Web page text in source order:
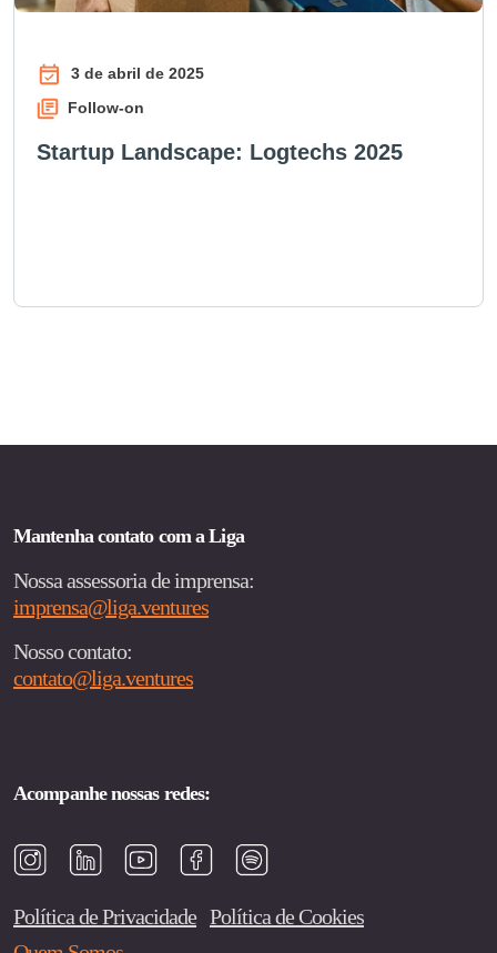
3 de abril de 2025
Follow-on
Startup Landscape: Logtechs 2025
Mantenha contato com a Liga
Nossa assessoria de imprensa:
imprensa@liga.ventures
Nosso contato:
contato@liga.ventures
Acompanhe nossas redes:
Política de Privacidade Política de Cookies